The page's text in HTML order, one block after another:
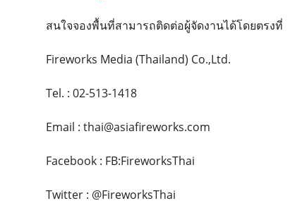
สนใจจองพื้นที่สามารถติดต่อผู้จัดงานได้โดยตรงที่
Fireworks Media (Thailand) Co.,Ltd.
Tel. : 02-513-1418
Email : thai@asiafireworks.com
Facebook : FB:FireworksThai
Twitter : @FireworksThai